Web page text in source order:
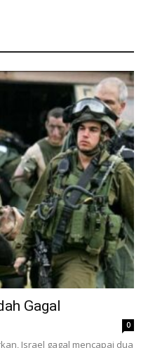
Gagal
0
Israel gagal mencapai dua